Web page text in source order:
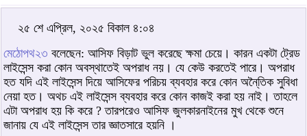
২৫ শে এপ্রিল, ২০২৫ বিকাল ৪:০৪
মেঠোপথ২৩ বলেছেন: আসিফ বিড়াট ভুল করেছে ক্ষমা চেয়ে। কারন একটা ট্রেড
লাইসেন্স করা কোন অবস্থাতেই অপরাধ নয়। যে কেউ করতেই পারে। অপরাধ
হত যদি এই লাইসেন্স দিয়ে আসিফের পরিচয় ব্যবহার করে কোন অনৈ্তিক সুবিধা
নেয়া হত। অথচ এই লাইসেন্স ব্যবহার করে কোন কাজই করা হয় নাই। তাহলে
এটা অপরাধ হয় কি করে ? তারপরেও আসিফ জুলকারনাইনের মুখ থেকে শুনে
জানায় যে এই লাইসেন্স তার জ্ঞাতসারে হয়নি ।